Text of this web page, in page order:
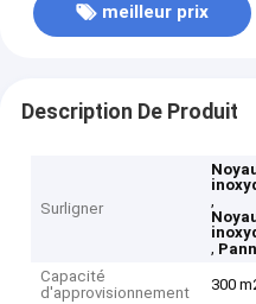
meilleur prix
Description De Produit
Surligner
,
,
Capacité
d'approvisionnement
300